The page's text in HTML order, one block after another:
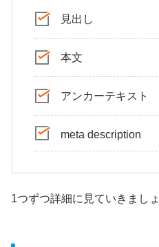
見出し
本文
アンカーテキスト
meta description
1つずつ詳細に見ていきましょ